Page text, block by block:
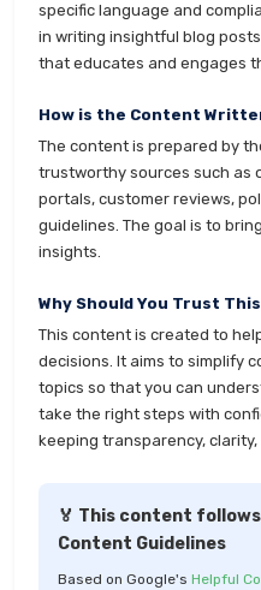
specific language and
in writing insightful blog
that educates and engages
How is the Content
The content is prepared by
trustworthy sources such as
portals, customer reviews,
guidelines. The goal is to
insights.
Why Should You Trust
This content is created to
decisions. It aims to simplify
topics so that you can
take the right steps with
keeping transparency,
🏅 This content
Content Guidelines
Based on Google's Helpful